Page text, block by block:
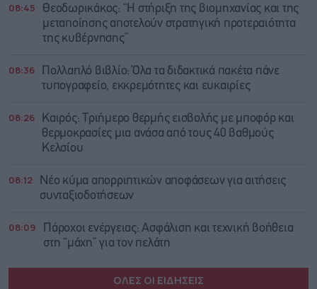
08:45
Θεοδωρικάκος: “Η στήριξη της βιομηχανίας και της
μεταποίησης αποτελούν στρατηγική προτεραιότητα
της κυβέρνησης”
08:36
Πολλαπλό βιβλίο: Όλα τα διδακτικά πακέτα πάνε
τυπογραφείο, εκκρεμότητες και ευκαιρίες
08:26
Καιρός: Τριήμερο θερμής εισβολής με μποφόρ και
θερμοκρασίες μια ανάσα από τους 40 βαθμούς
Κελσίου
08:12
Νέο κύμα απορριπτικών αποφάσεων για αιτήσεις
συνταξιοδοτήσεων
08:09
Πάροχοι ενέργειας: Ασφάλιση και τεχνική βοήθεια
στη “μάχη” για τον πελάτη
ΟΛΕΣ ΟΙ ΕΙΔΗΣΕΙΣ